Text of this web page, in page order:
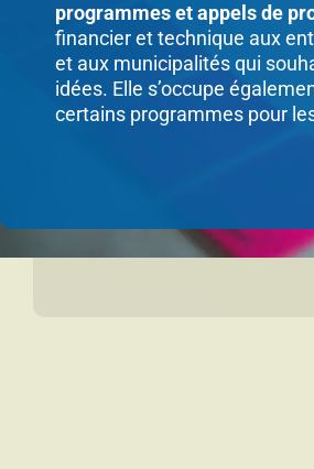
programmes et appels de
financier et technique aux
et aux municipalités qui
idées. Elle s’occupe
certains programmes pour